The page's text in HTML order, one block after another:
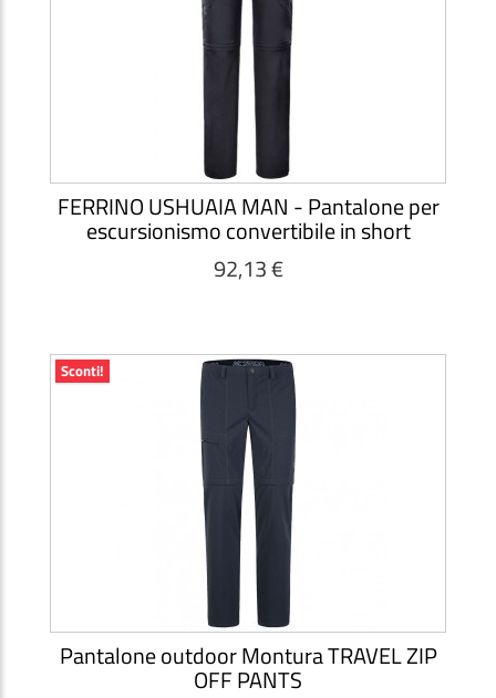
FERRINO USHUAIA MAN - Pantalone per
escursionismo convertibile in short
92,13 €
Sconti!
Pantalone outdoor Montura TRAVEL ZIP
OFF PANTS